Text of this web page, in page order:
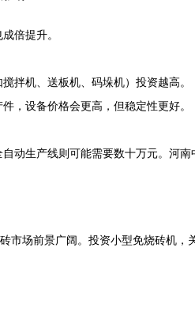
倍提升。
拌机、送板机、码垛机）投资越高。
，设备价格会更高，但稳定性更好。
动生产线则可能需要数十万元。河
市场前景广阔。投资小型免烧砖机，